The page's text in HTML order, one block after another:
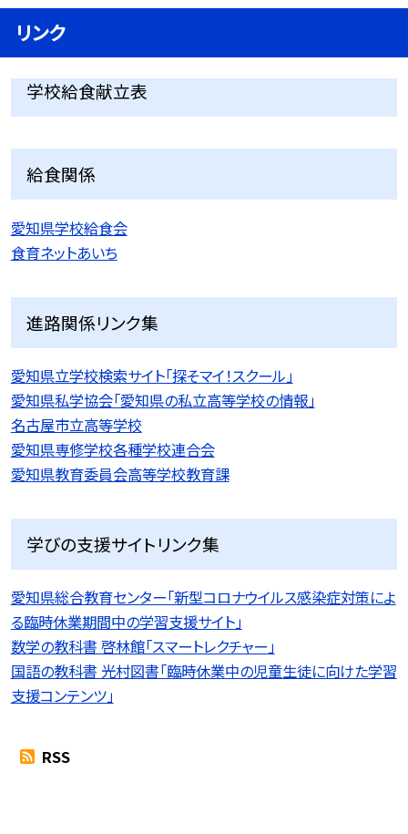
リンク
学校給食献立表
給食関係
愛知県学校給食会
食育ネットあいち
進路関係リンク集
愛知県立学校検索サイト「探そマイ！スクール」
愛知県私学協会「愛知県の私立高等学校の情報」
名古屋市立高等学校
愛知県専修学校各種学校連合会
愛知県教育委員会高等学校教育課
学びの支援サイトリンク集
愛知県総合教育センター「新型コロナウイルス感染症対策によ
る臨時休業期間中の学習支援サイト」
数学の教科書 啓林館「スマートレクチャー」
国語の教科書 光村図書「臨時休業中の児童生徒に向けた学習
支援コンテンツ」
RSS